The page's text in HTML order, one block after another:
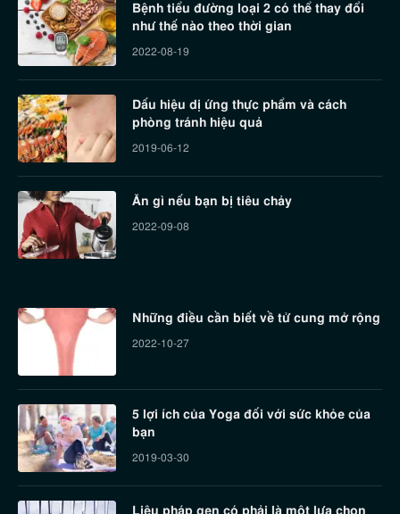
Bệnh tiểu đường loại 2 có thể thay đổi
như thế nào theo thời gian
2022-08-19
Dấu hiệu dị ứng thực phẩm và cách
phòng tránh hiệu quả
2019-06-12
Ăn gì nếu bạn bị tiêu chảy
2022-09-08
Những điều cần biết về tử cung mở rộng
2022-10-27
5 lợi ích của Yoga đối với sức khỏe của
bạn
2019-03-30
Liệu pháp gen có phải là một lựa chọn